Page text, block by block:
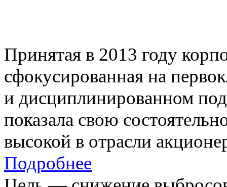
Принятая в 2013 году
сфокусированная на
и дисциплинированном
показала свою
высокой в отрасли
Подробнее